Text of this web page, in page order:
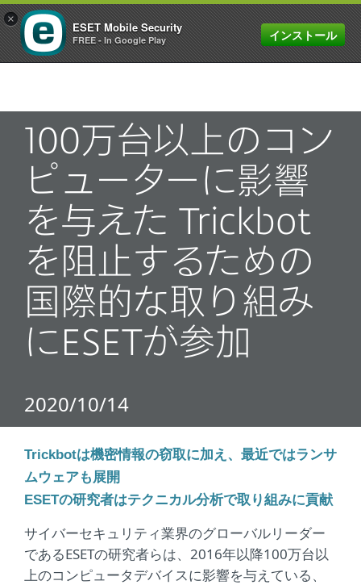
MENU
100万台以上のコン
ピューターに影響
を与えた Trickbot
を阻止するための
国際的な取り組み
にESETが参加
2020/10/14
Trickbotは機密情報の窃取に加え、最近ではランサ
ムウェアも展開
ESETの研究者はテクニカル分析で取り組みに貢献
サイバーセキュリティ業界のグローバルリーダー
であるESETの研究者らは、2016年以降100万台以
上のコンピュータデバイスに影響を与えている、
×
ESET Mobile Security
FREE - In Google Play インストール